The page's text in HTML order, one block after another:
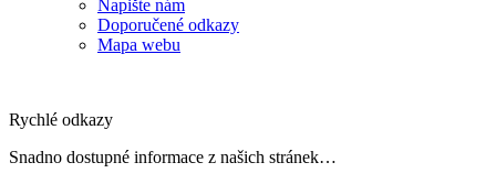
Napište nám
Doporučené odkazy
Mapa webu
Rychlé odkazy
Snadno dostupné informace z našich stránek…